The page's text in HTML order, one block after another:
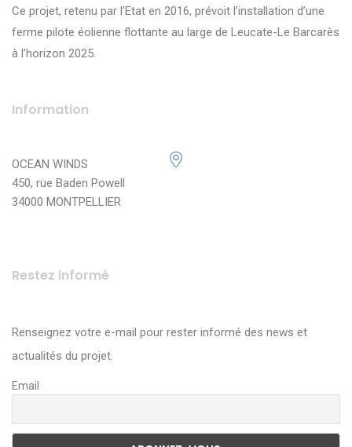
Ce projet, retenu par l’Etat en 2016, prévoit l’installation d’une
ferme pilote éolienne flottante au large de Leucate-Le Barcarès
à l’horizon 2025.
Information
OCEAN WINDS
450, rue Baden Powell
34000 MONTPELLIER
Restez informé
Renseignez votre e-mail pour rester informé des news et
actualités du projet.
Email